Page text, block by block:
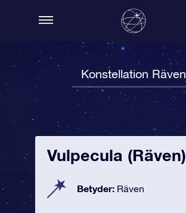
Konstellation Räven
Vulpecula (Räven)
Betyder: Räven